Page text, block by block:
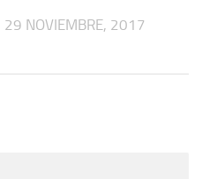
29 NOVIEMBRE, 2017